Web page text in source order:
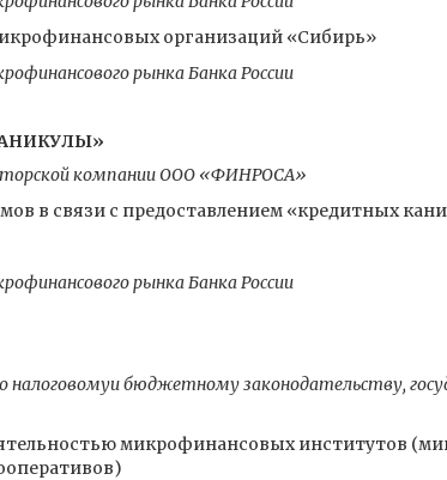
организаций «Сибирь»
рынка Банка России
компании ООО «ФИНРОСА»
в связи с предоставлением «кредитных
рынка Банка России
бюджетному законодательству,
микрофинансовых институтов